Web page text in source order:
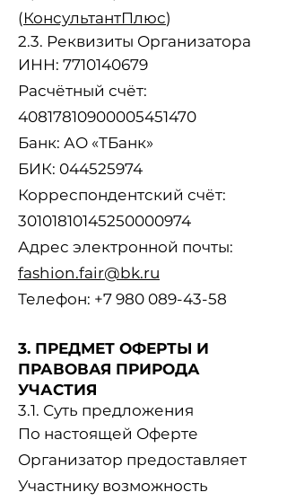
(КонсультантПлюс)
2.3. Реквизиты Организатора
ИНН: 7710140679
Расчётный счёт:
40817810900005451470
Банк: АО «ТБанк»
БИК: 044525974
Корреспондентский счёт:
30101810145250000974
Адрес электронной почты:
fashion.fair@bk.ru
Телефон: +7 980 089-43-58
3. ПРЕДМЕТ ОФЕРТЫ И
ПРАВОВАЯ ПРИРОДА
УЧАСТИЯ
3.1. Суть предложения
По настоящей Оферте
Организатор предоставляет
Участнику возможность